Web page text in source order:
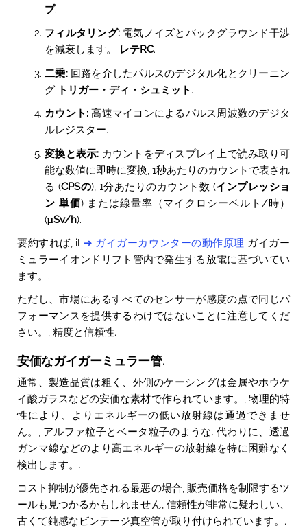
プ.
フィルタリング:電気ノイズとバックグラウンド干渉
を減衰します。
レテRC.
二乗:回路を介したパルスのデジタル化とクリーニン
グ トリガー・ディ・シュミット .
カウント: 高速マイコンによるパルス周波数のデジタ
ルレジスター.
変換と表示: カウントをディスプレイ上で読み取り可
能な数値に即時に変換, 1秒あたりのカウントで表され
る (CPSの), 1分あたりのカウント数 (インプレッショ
ン 単価) または線量率（マイクロシーベルト/時）
(μSv/h).
要約すれば, il ➔ ガイガーカウンターの動作原理 ガイガー
ミュラーイオンドリフト管内で発生する放電に基づいてい
ます。.
ただし、市場にあるすべてのセンサーが感度の点で同じパ
フォーマンスを提供するわけではないことに注意してくだ
さい。, 精度と信頼性.
安価なガイガーミュラー管.
通常、製造品質は粗く、外側のケーシングは金属やホウケ
イ酸ガラスなどの安価な素材で作られています。, 物理的特
性により、よりエネルギーの低い放射線は通過できませ
ん。, アルファ粒子とベータ粒子のような. 代わりに、透過
ガンマ線などのより高エネルギーの放射線を特に困難なく
検出します。.
コスト抑​​制が優先される最悪の場合, 販売価格を制限するツ
ールも見つかるかもしれません, 信頼性が非常に疑わしい、
古くて鈍感なビンテージ真空管が取り付けられています。.